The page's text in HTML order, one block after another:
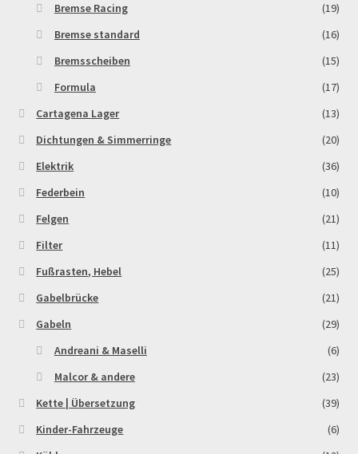
Newsletter
Order Confirmation
Pitbike Junior
Pitbikestrecken in Spanien – eine Rundreise und die
TOPstrecken
Registration
Rennserien-Veranstalter
Bremse Racing
(19)
Bremse standard
(16)
Bremsscheiben
(15)
Formula
(17)
Cartagena Lager
(13)
Dichtungen & Simmerringe
(20)
Elektrik
(36)
Federbein
(10)
Felgen
(21)
Filter
(11)
Fußrasten, Hebel
(25)
Gabelbrücke
(21)
Gabeln
(29)
Andreani & Maselli
(6)
Malcor & andere
(23)
Kette | Übersetzung
(39)
Kinder-Fahrzeuge
(6)